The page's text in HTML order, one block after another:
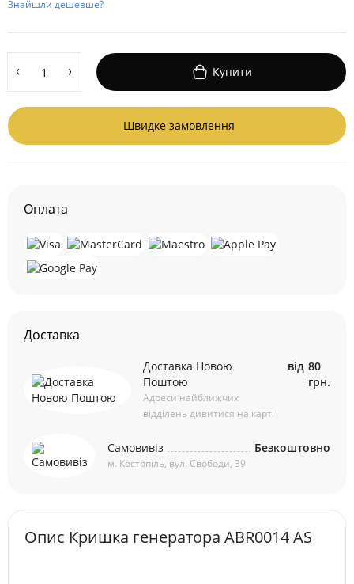
Знайшли дешевше?
Купити
Швидке замовлення
Оплата
Доставка
Доставка Новою
Поштою
Адреси найближчих
відділень дивитися на карті
від 80
грн.
Самовивіз
м. Костопіль, вул. Свободи, 39
Безкоштовно
Опис Кришка генератора ABR0014 AS